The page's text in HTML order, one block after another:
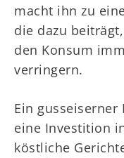
macht ihn zu
die dazu
den Konsum
verringern.
Ein
eine Investition
köstliche